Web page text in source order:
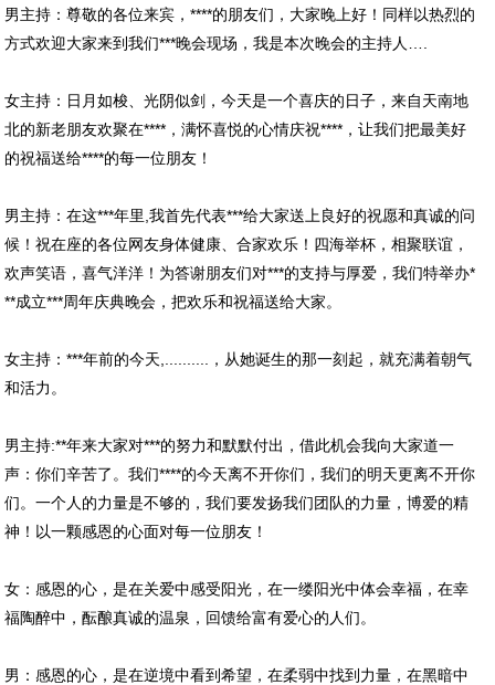
男主持：尊敬的各位来宾，****的朋友们，大家晚上好！同样以热烈的
方式欢迎大家来到我们***晚会现场，我是本次晚会的主持人….
女主持：日月如梭、光阴似剑，今天是一个喜庆的日子，来自天南地
北的新老朋友欢聚在****，满怀喜悦的心情庆祝****，让我们把最美好
的祝福送给****的每一位朋友！
男主持：在这***年里,我首先代表***给大家送上良好的祝愿和真诚的问
候！祝在座的各位网友身体健康、合家欢乐！四海举杯，相聚联谊，
欢声笑语，喜气洋洋！为答谢朋友们对***的支持与厚爱，我们特举办*
**成立***周年庆典晚会，把欢乐和祝福送给大家。
女主持：***年前的今天,..........，从她诞生的那一刻起，就充满着朝气
和活力。
男主持:**年来大家对***的努力和默默付出，借此机会我向大家道一
声：你们辛苦了。我们****的今天离不开你们，我们的明天更离不开你
们。一个人的力量是不够的，我们要发扬我们团队的力量，博爱的精
神！以一颗感恩的心面对每一位朋友！
女：感恩的心，是在关爱中感受阳光，在一缕阳光中体会幸福，在幸
福陶醉中，酝酿真诚的温泉，回馈给富有爱心的人们。
男：感恩的心，是在逆境中看到希望，在柔弱中找到力量，在黑暗中